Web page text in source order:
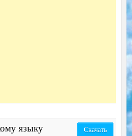
языку Скачать